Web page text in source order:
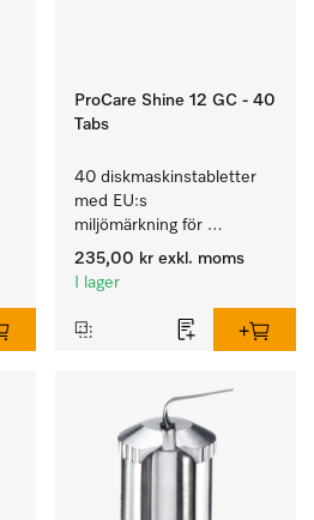
ProCare Shine 12 GC - 40
Tabs
40 diskmaskinstabletter
med EU:s
miljömärkning för
rengöring av mycket
smutsigt porslin, bestick
235,00 kr exkl. moms
I lager